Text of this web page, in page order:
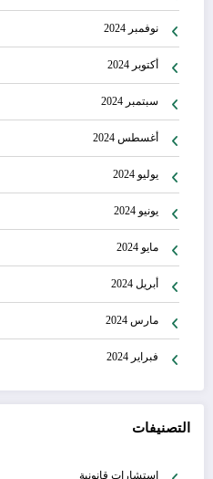
نوفمبر 2024
أكتوبر 2024
سبتمبر 2024
أغسطس 2024
يوليو 2024
يونيو 2024
مايو 2024
أبريل 2024
مارس 2024
فبراير 2024
التصنيفات
إستشارات قانونية